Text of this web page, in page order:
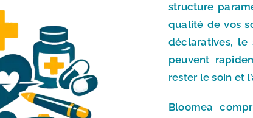
structure
qualité de vos
déclaratives, le
peuvent
rester le soin et
Bloomea